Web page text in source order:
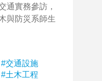
通實務參訪，
與防災系師生
交通設施
土木工程